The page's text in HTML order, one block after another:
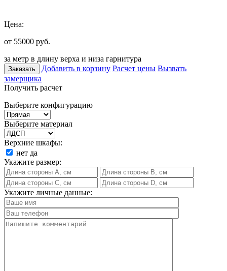
Цена:
от 55000 руб.
за метр в длину верха и низа гарнитура
Заказать Добавить в корзину Расчет цены Вызвать
замерщика
Получить расчет
Выберите конфигурацию
Выберите материал
Верхние шкафы:
нет да
Укажите размер:
Укажите личные данные: